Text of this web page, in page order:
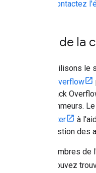
Contactez
Aide de
Nous utilisons
Stack Overflow
iOS. Stack
programmeurs.
connecter
à
et la gestion des
Les membres
Vous pouvez